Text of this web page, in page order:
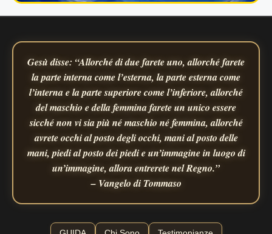
Gesù disse: “Allorché di due farete uno, allorché farete
la parte interna come l’esterna, la parte esterna come
l’interna e la parte superiore come l’inferiore, allorché
del maschio e della femmina farete un unico essere
sicché non vi sia più né maschio né femmina, allorché
avrete occhi al posto degli occhi, mani al posto delle
mani, piedi al posto dei piedi e un’immagine in luogo di
un’immagine, allora entrerete nel Regno.”
– Vangelo di Tommaso